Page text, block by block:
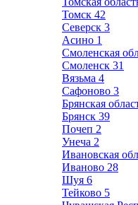
Томск 42
Северск 3
Асино 1
Смоленская
Смоленск 31
Вязьма 4
Сафоново 3
Брянская
Брянск 39
Почеп 2
Унеча 2
Ивановская
Иваново 28
Шуя 6
Тейково 5